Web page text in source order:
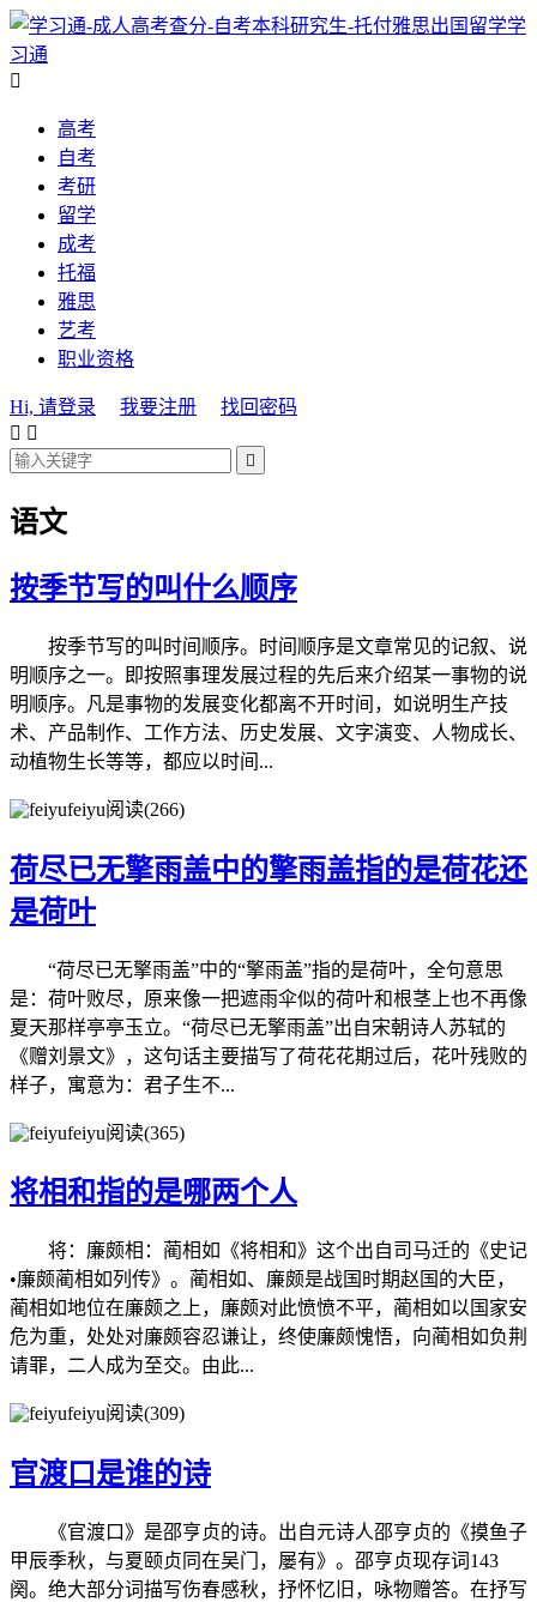
学
习通

高考
自考
考研
留学
成考
托福
雅思
艺考
职业资格
Hi, 请登录 我要注册
找回密码
 

语文
按季节写的叫什么顺序
按季节写的叫时间顺序。时间顺序是文章常见的记叙、说
明顺序之一。即按照事理发展过程的先后来介绍某一事物的说
明顺序。凡是事物的发展变化都离不开时间，如说明生产技
术、产品制作、工作方法、历史发展、文字演变、人物成长、
动植物生长等等，都应以时间...
feiyu阅读(266)
荷尽已无擎雨盖中的擎雨盖指的是荷花还
是荷叶
“荷尽已无擎雨盖”中的“擎雨盖”指的是荷叶，全句意思
是：荷叶败尽，原来像一把遮雨伞似的荷叶和根茎上也不再像
夏天那样亭亭玉立。“荷尽已无擎雨盖”出自宋朝诗人苏轼的
《赠刘景文》，这句话主要描写了荷花花期过后，花叶残败的
样子，寓意为：君子生不...
feiyu阅读(365)
将相和指的是哪两个人
将：廉颇相：蔺相如《将相和》这个出自司马迁的《史记
•廉颇蔺相如列传》。蔺相如、廉颇是战国时期赵国的大臣，
蔺相如地位在廉颇之上，廉颇对此愤愤不平，蔺相如以国家安
危为重，处处对廉颇容忍谦让，终使廉颇愧悟，向蔺相如负荆
请罪，二人成为至交。由此...
feiyu阅读(309)
官渡口是谁的诗
《官渡口》是邵亨贞的诗。出自元诗人邵亨贞的《摸鱼子
甲辰季秋，与夏颐贞同在吴门，屡有》。邵亨贞现存词143
阕。绝大部分词描写伤春感秋，抒怀忆旧，咏物赠答。在抒写